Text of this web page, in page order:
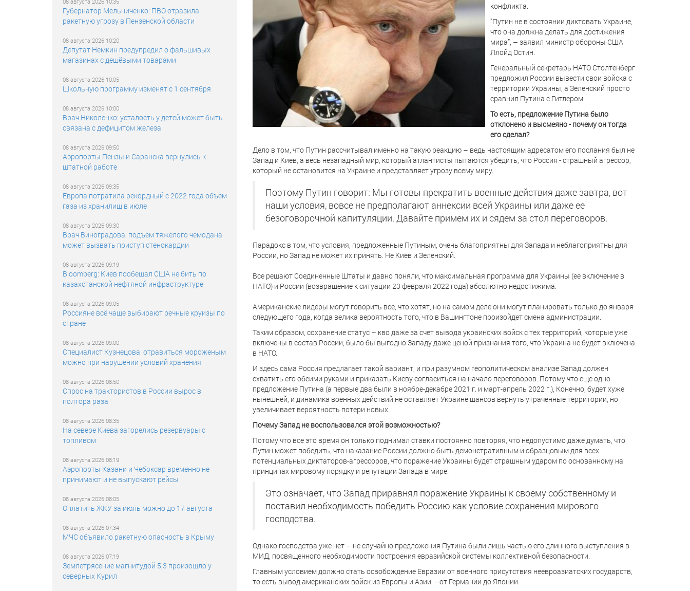
Губернатор Мельниченко: ПВО отразила
ракетную угрозу в Пензенской области
08 августа 2026 10:20
Депутат Немкин предупредил о фальшивых
магазинах с дешёвыми товарами
08 августа 2026 10:05
Школьную программу изменят с 1 сентября
08 августа 2026 10:00
Врач Николенко: усталость у детей может быть
связана с дефицитом железа
08 августа 2026 09:50
Аэропорты Пензы и Саранска вернулись к
штатной работе
08 августа 2026 09:35
Европа потратила рекордный с 2022 года объём
газа из хранилищ в июле
08 августа 2026 09:30
Врач Виноградова: подъём тяжёлого чемодана
может вызвать приступ стенокардии
08 августа 2026 09:19
Bloomberg: Киев пообещал США не бить по
казахстанской нефтяной инфраструктуре
08 августа 2026 09:05
Россияне всё чаще выбирают речные круизы по
стране
08 августа 2026 09:00
Специалист Кузнецова: отравиться мороженым
можно при нарушении условий хранения
08 августа 2026 08:50
Спрос на трактористов в России вырос в
полтора раза
08 августа 2026 08:35
На севере Киева загорелись резервуары с
топливом
08 августа 2026 08:19
Аэропорты Казани и Чебоксар временно не
принимают и не выпускают рейсы
08 августа 2026 08:05
Оплатить ЖКУ за июль можно до 17 августа
08 августа 2026 07:34
МЧС объявило ракетную опасность в Крыму
08 августа 2026 07:19
Землетрясение магнитудой 5,3 произошло у
северных Курил
конфликта.
"Путин не в состоянии диктовать Украине,
что она должна делать для достижения
мира”, – заявил министр обороны США
Ллойд Остин.
Генеральный секретарь НАТО Столтенберг
предложил России вывести свои войска с
территории Украины, а Зеленский просто
сравнил Путина с Гитлером.
То есть, предложение Путина было
отклонено и высмеяно - почему он тогда
его сделал?
Дело в том, что Путин рассчитывал именно на такую реакцию – ведь настоящим адресатом его послания был не
Запад и Киев, а весь незападный мир, который атлантисты пытаются убедить, что Россия - страшный агрессор,
который не остановится на Украине и представляет угрозу всему миру.
Поэтому Путин говорит: Мы готовы прекратить военные действия даже завтра, вот
наши условия, вовсе не предполагают аннексии всей Украины или даже ее
безоговорочной капитуляции. Давайте примем их и сядем за стол переговоров.
Парадокс в том, что условия, предложенные Путиным, очень благоприятны для Запада и неблагоприятны для
России, но Запад не может их принять. Не Киев и Зеленский.
Все решают Соединенные Штаты и давно поняли, что максимальная программа для Украины (ее включение в
НАТО) и России (возвращение к ситуации 23 февраля 2022 года) абсолютно недостижима.
Американские лидеры могут говорить все, что хотят, но на самом деле они могут планировать только до января
следующего года, когда велика вероятность того, что в Вашингтоне произойдет смена администрации.
Таким образом, сохранение статус – кво даже за счет вывода украинских войск с тех территорий, которые уже
включены в состав России, было бы выгодно Западу даже ценой признания того, что Украина не будет включена
в НАТО.
И здесь сама Россия предлагает такой вариант, и при разумном геополитическом анализе Запад должен
схватить его обеими руками и приказать Киеву согласиться на начало переговоров. Потому что еще одно
предложение Путина (а первые два были в ноябре-декабре 2021 г. и март-апрель 2022 г.), Конечно, будет хуже
нынешней, и динамика военных действий не оставляет Украине шансов вернуть утраченные территории, но
увеличивает вероятность потери новых.
Почему Запад не воспользовался этой возможностью?
Потому что все это время он только поднимал ставки постоянно повторяя, что недопустимо даже думать, что
Путин может победить, что наказание России должно быть демонстративным и образцовым для всех
потенциальных диктаторов-агрессоров, что поражение Украины будет страшным ударом по основанному на
принципах мировому порядку и репутации Запада в мире.
Это означает, что Запад приравнял поражение Украины к своему собственному и
поставил необходимость победить Россию как условие сохранения мирового
господства.
Однако господства уже нет – не случайно предложения Путина были лишь частью его длинного выступления в
МИД, посвященного необходимости построения евразийской системы коллективной безопасности.
Главным условием должно стать освобождение Евразии от военного присутствия неевроазиатских государств,
то есть вывод американских войск из Европы и Азии – от Германии до Японии.